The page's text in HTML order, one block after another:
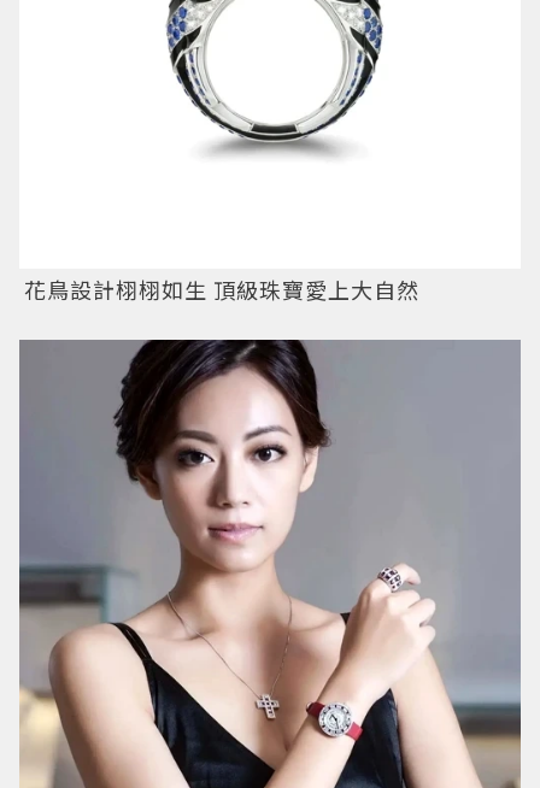
花鳥設計栩栩如生 頂級珠寶愛上大自然